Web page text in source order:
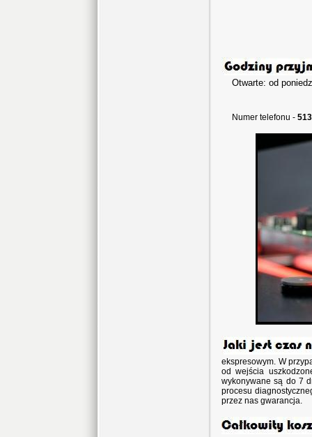
Otwarte: od
Numer telefonu -
ekspresowym. W
od wejścia
wykonywane są do 7
procesu
przez nas gwarancja.